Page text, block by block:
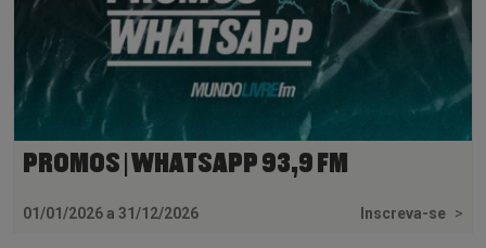
PROMOS | WHATSAPP 93,9 FM
01/01/2026 a 31/12/2026 Inscreva-se >